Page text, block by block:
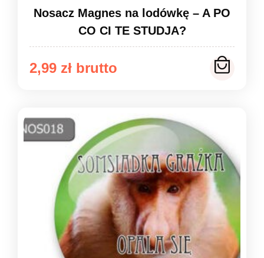
Nosacz Magnes na lodówkę – A PO
CO CI TE STUDJA?
2,99 zł